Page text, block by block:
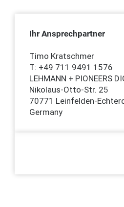
Ihr Ansprechpartner
Timo Kratschmer
T: +49 711 9491 1576
LEHMANN + PIONEERS
Nikolaus-Otto-Str. 25
70771 Leinfelden-
Germany